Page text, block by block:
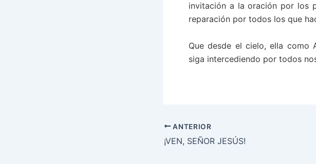
invitación a la oración por los
reparación por todos los que
Que desde el cielo, ella como
siga intercediendo por todos
ANTERIOR
¡VEN, SEÑOR JESÚS!